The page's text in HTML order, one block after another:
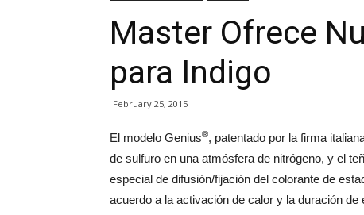
Master Ofrece
para Indigo
February 25, 2015
El modelo Genius®, patentado por la firma
de sulfuro en una atmósfera de nitrógeno, y el
especial de difusión/fijación del colorante de
acuerdo a la activación de calor y la duración de